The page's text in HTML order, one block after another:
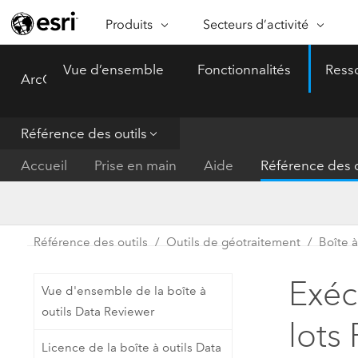
Produits
ARCGIS
ArcGIS Online
Plateforme de cartographie SaaS
Logiciel SIG leader du marché
ArcGIS Enterprise
la cartographie
Secteurs d’activité
SECTEURS D’ACTIVITÉ
Protection de
Fournisseurs d’énergie
Santé et services à la
Administrations nationales
ArcGIS Pro
Vue d’ensemble Fonctionnalités
Référence des outils
Accueil
Prise en main Aide Référence des
Référence des outils Outils de géotraitement Boîte
Vue d'ensemble de la boîte à
outils Data Reviewer
Licence de la boîte à outils Data
lots